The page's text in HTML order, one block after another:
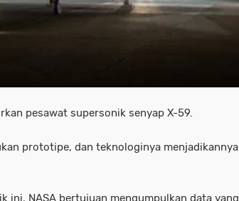
pesawat supersonik senyap X-59.
prototipe, dan teknologinya menjadikannya
ini, NASA bertujuan mengumpulkan data yang